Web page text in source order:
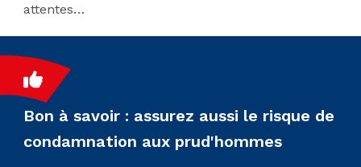
attentes…
Bon à savoir : assurez aussi le risque de
condamnation aux prud'hommes